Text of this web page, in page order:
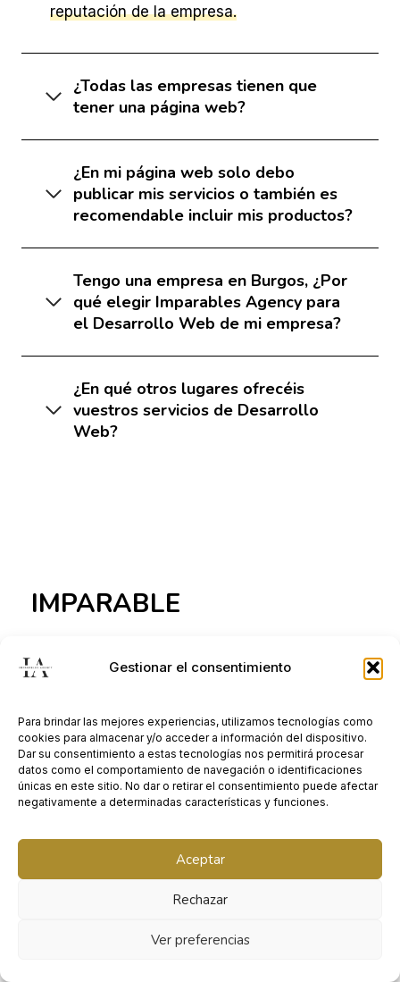
Gestionar el consentimiento
Para brindar las mejores experiencias, utilizamos tecnologías como
cookies para almacenar y/o acceder a información del dispositivo.
Dar su consentimiento a estas tecnologías nos permitirá procesar
datos como el comportamiento de navegación o identificaciones
únicas en este sitio. No dar o retirar el consentimiento puede afectar
negativamente a determinadas características y funciones.
Aceptar
Rechazar
Ver preferencias
reputación de la empresa.
¿Todas las empresas tienen que
tener una página web?
¿En mi página web solo debo
publicar mis servicios o también es
recomendable incluir mis productos?
Tengo una empresa en Burgos, ¿Por
qué elegir Imparables Agency para
el Desarrollo Web de mi empresa?
¿En qué otros lugares ofrecéis
vuestros servicios de Desarrollo
Web?
IMPARABLE
Trabajamos para que tu
negocio se sienta así.
En un sector tan competitivo como el tuyo no
hay medias tintas: si no eres imparable,eres
del montón.
más información, mándanos un email o llama
al siguiente teléfono:
+34 670 31 21 45